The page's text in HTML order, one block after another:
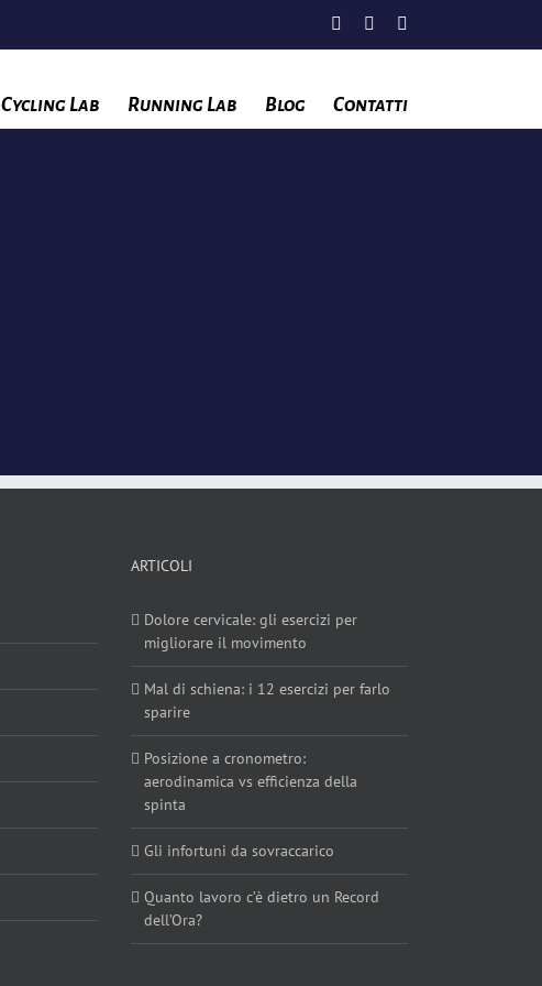
FacebookInstagram
Cycling Lab Running Lab Blog Contatti
ARTICOLI
Dolore cervicale: gli esercizi per
migliorare il movimento
Mal di schiena: i 12 esercizi per farlo
sparire
Posizione a cronometro:
aerodinamica vs efficienza della
spinta
Gli infortuni da sovraccarico
Quanto lavoro c’è dietro un Record
dell’Ora?